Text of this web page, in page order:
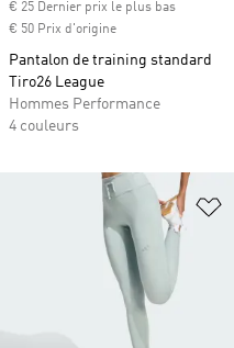
€ 25 Dernier prix le plus bas
€ 50 Prix d'origine
Pantalon de training standard
Tiro26 League
Hommes Performance
4 couleurs